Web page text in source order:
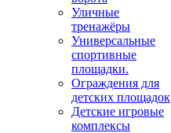
Уличные
тренажёры
Универсальные
спортивные
площадки.
Ограждения для
детских площадок
Детские игровые
комплексы